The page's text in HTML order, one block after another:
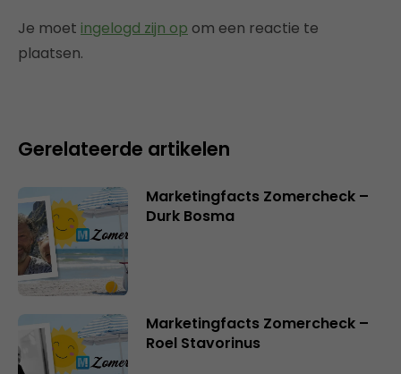
Je moet ingelogd zijn op om een reactie te
plaatsen.
Gerelateerde artikelen
Marketingfacts Zomercheck –
Durk Bosma
Marketingfacts Zomercheck –
Roel Stavorinus